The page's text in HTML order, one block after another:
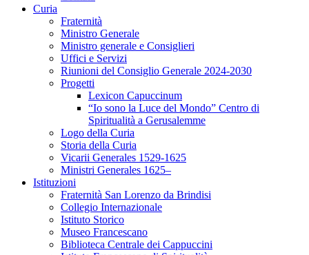
Curia
Fraternità
Ministro Generale
Ministro generale e Consiglieri
Uffici e Servizi
Riunioni del Consiglio Generale 2024-2030
Progetti
Lexicon Capuccinum
“Io sono la Luce del Mondo” Centro di
Spiritualità a Gerusalemme
Logo della Curia
Storia della Curia
Vicarii Generales 1529-1625
Ministri Generales 1625–
Istituzioni
Fraternità San Lorenzo da Brindisi
Collegio Internazionale
Istituto Storico
Museo Francescano
Biblioteca Centrale dei Cappuccini